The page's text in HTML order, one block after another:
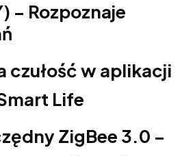
– Rozpoznaje
czułość w aplikacji
Life
ZigBee 3.0 –